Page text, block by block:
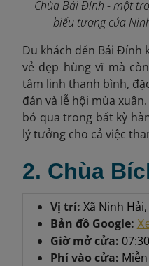
Chùa Bái Đính - một
biểu tượng của
Du khách đến Bái Đính
vẻ đẹp hùng vĩ mà
tâm linh thanh bình,
đán và lễ hội mùa
bỏ qua trong bất kỳ
lý tưởng cho cả việc
2. Chùa
Vị trí: Xã Ninh
Bản đồ Google:
Giờ mở cửa:
Phí vào cửa: